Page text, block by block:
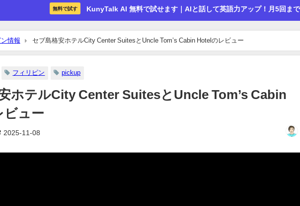
無料で試す KunyTalk AI 無料で試せます｜AIと話して英語力アップ！月5回ま
情報 セブ島格安ホテルCity Center SuitesとUncle Tom’s Cabin Hotelのレビュー
フィリピン pickup
ホテルCity Center SuitesとUncle Tom’s Cabin
ビュー
2025-11-08